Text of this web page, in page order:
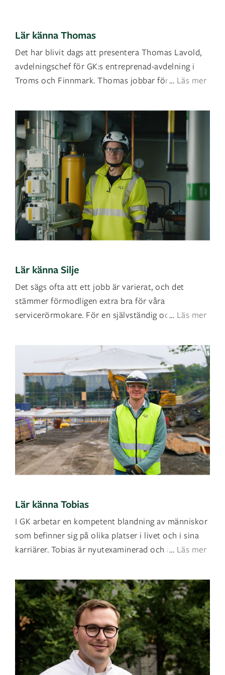
Lär känna Thomas
Det har blivit dags att presentera Thomas Lavold,
avdelningschef för GK:s entreprenad-avdelning i
Troms och Finnmark. Thomas jobbar för att uppn
... Läs mer
Lär känna Silje
Det sägs ofta att ett jobb är varierat, och det
stämmer förmodligen extra bra för våra
servicerörmokare. För en självständig och händi
... Läs mer
Lär känna Tobias
I GK arbetar en kompetent blandning av människor
som befinner sig på olika platser i livet och i sina
karriärer. Tobias är nyutexaminerad och arbeta
... Läs mer